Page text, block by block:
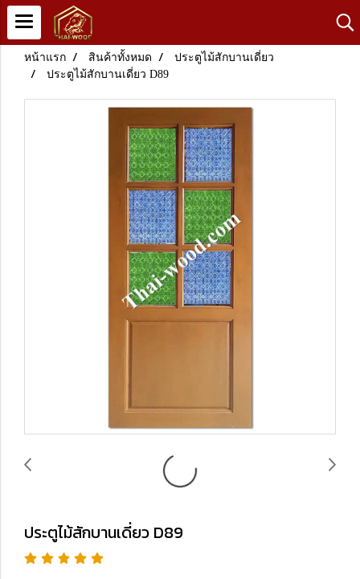
หน้าแรก สินค้าทั้งหมด
ประตูไม้สักบานเดี่ยว
ประตูไม้สักบานเดี่ยว D89
ประตูไม้สักบานเดี่ยว D89